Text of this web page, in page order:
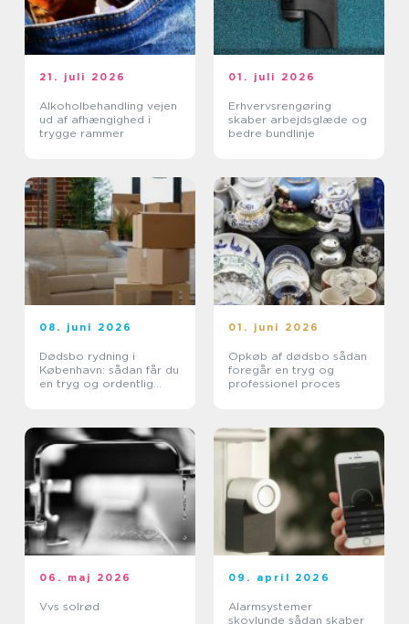
21. juli 2026
Alkoholbehandling vejen
ud af afhængighed i
trygge rammer
01. juli 2026
Erhvervsrengøring
skaber arbejdsglæde og
bedre bundlinje
08. juni 2026
Dødsbo rydning i
København: sådan får du
en tryg og ordentlig
01. juni 2026
Opkøb af dødsbo sådan
foregår en tryg og
professionel proces
06. maj 2026
Vvs solrød
09. april 2026
Alarmsystemer
skovlunde sådan skaber